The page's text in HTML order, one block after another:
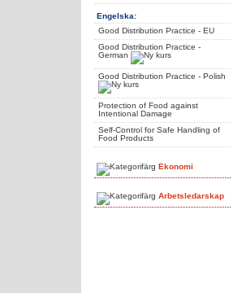
Engelska:
Good Distribution Practice - EU
Good Distribution Practice -
German
Good Distribution Practice - Polish
Protection of Food against
Intentional Damage
Self-Control for Safe Handling of
Food Products
Ekonomi
Arbetsledarskap